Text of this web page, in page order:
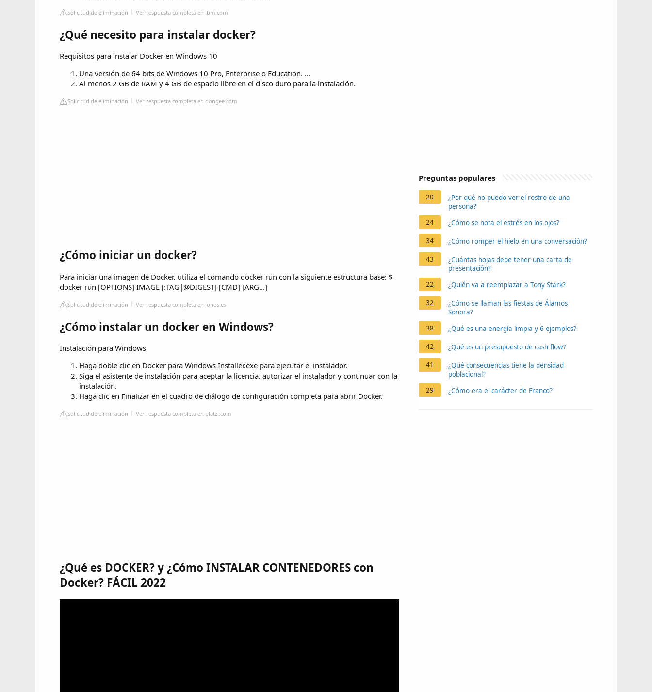
Solicitud de eliminación Ver respuesta completa en ibm.com
¿Qué necesito para instalar docker?
Requisitos para instalar Docker en Windows 10
Una versión de 64 bits de Windows 10 Pro, Enterprise o Education. ...
Al menos 2 GB de RAM y 4 GB de espacio libre en el disco duro para la instalación.
Solicitud de eliminación Ver respuesta completa en dongee.com
¿Cómo iniciar un docker?
Para iniciar una imagen de Docker, utiliza el comando docker run con la siguiente estructura base: $
docker run [OPTIONS] IMAGE [:TAG|@DIGEST] [CMD] [ARG...]
Solicitud de eliminación Ver respuesta completa en ionos.es
¿Cómo instalar un docker en Windows?
Instalación para Windows
Haga doble clic en Docker para Windows Installer.exe para ejecutar el instalador.
Siga el asistente de instalación para aceptar la licencia, autorizar el instalador y continuar con la
instalación.
Haga clic en Finalizar en el cuadro de diálogo de configuración completa para abrir Docker.
Solicitud de eliminación Ver respuesta completa en platzi.com
¿Qué es DOCKER? y ¿Cómo INSTALAR CONTENEDORES con
Docker? FÁCIL 2022
Preguntas populares
20
¿Por qué no puedo ver el rostro de una
persona?
24
¿Cómo se nota el estrés en los ojos?
34 ¿Cómo romper el hielo en una conversación?
43
¿Cuántas hojas debe tener una carta de
presentación?
22
¿Quién va a reemplazar a Tony Stark?
32
¿Cómo se llaman las fiestas de Álamos
Sonora?
38
¿Qué es una energía limpia y 6 ejemplos?
42 ¿Qué es un presupuesto de cash flow?
41
¿Qué consecuencias tiene la densidad
poblacional?
29
¿Cómo era el carácter de Franco?